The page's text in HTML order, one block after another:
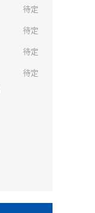
待定
待定
待定
待定